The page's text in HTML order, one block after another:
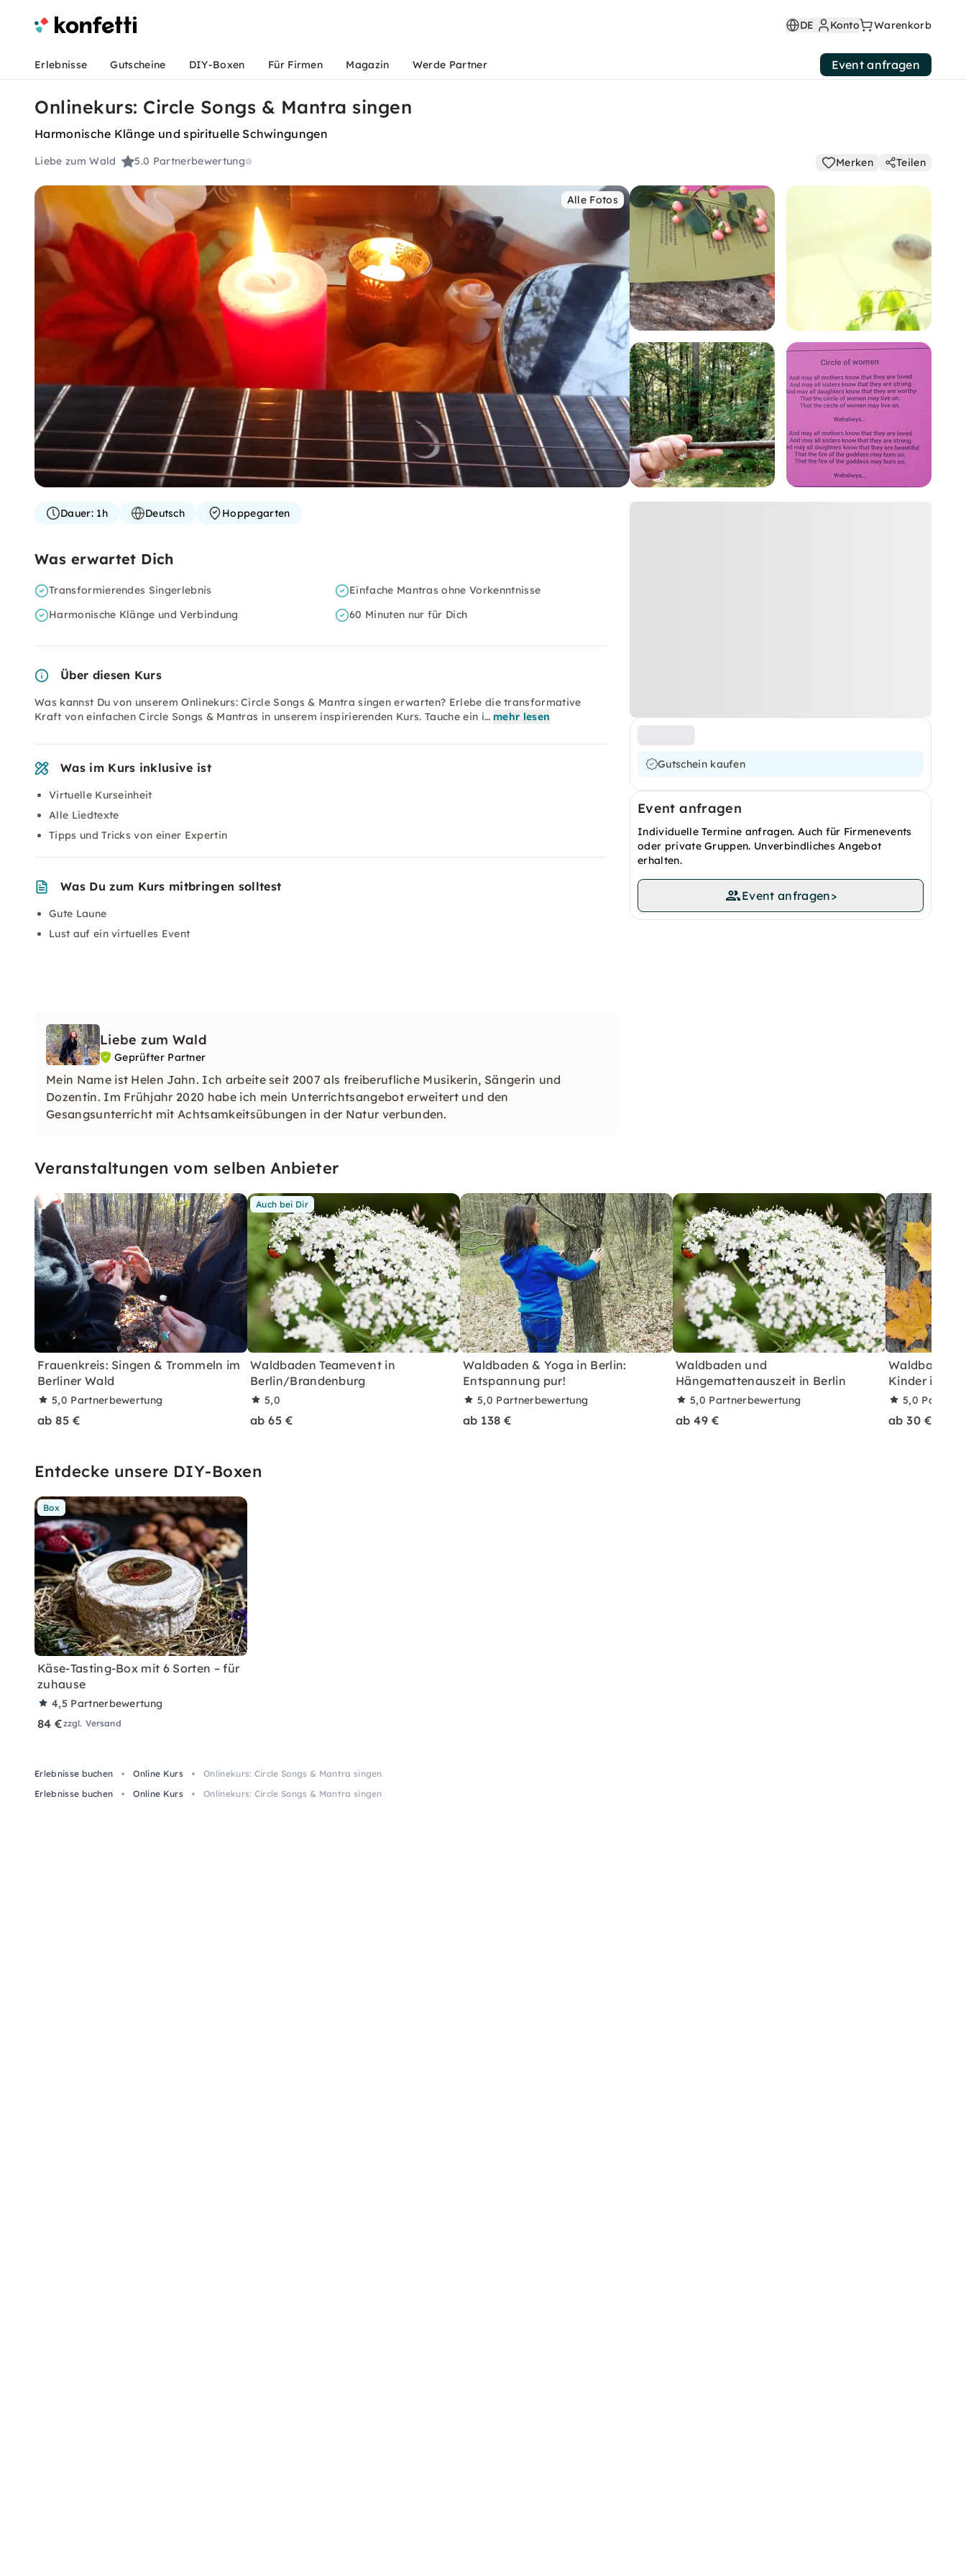
DE Konto Warenkorb
Erlebnisse Gutscheine DIY-Boxen Für Firmen Magazin Werde Partner Event anfragen
Onlinekurs: Circle Songs & Mantra singen
Harmonische Klänge und spirituelle Schwingungen
Liebe zum Wald 5.0 Partnerbewertung Merken Teilen
Alle Fotos
Gutschein kaufen
Event anfragen
Individuelle Termine anfragen. Auch für Firmenevents
oder private Gruppen. Unverbindliches Angebot
erhalten.
Event anfragen>
Dauer:1h Deutsch Hoppegarten
Was erwartet Dich
Transformierendes Singerlebnis
Einfache Mantras ohne Vorkenntnisse
Harmonische Klänge und Verbindung
60 Minuten nur für Dich
Über diesen Kurs
Was kannst Du von unserem Onlinekurs: Circle Songs & Mantra singen erwarten? Erlebe die transformative
Kraft von einfachen Circle Songs & Mantras in unserem inspirierenden Kurs. Tauche ein i… mehr lesen
Was im Kurs inklusive ist
Virtuelle Kurseinheit
Alle Liedtexte
Tipps und Tricks von einer Expertin
Was Du zum Kurs mitbringen solltest
Gute Laune
Lust auf ein virtuelles Event
Liebe zum Wald
Geprüfter Partner
Mein Name ist Helen Jahn. Ich arbeite seit 2007 als freiberufliche Musikerin, Sängerin und
Dozentin. Im Frühjahr 2020 habe ich mein Unterrichtsangebot erweitert und den
Gesangsunterricht mit Achtsamkeitsübungen in der Natur verbunden.
Veranstaltungen vom selben Anbieter
Frauenkreis: Singen & Trommeln im
Berliner Wald
5,0 Partnerbewertung
ab 85 €
Auch bei Dir
Waldbaden Teamevent in
Berlin/Brandenburg
5,0
ab 65 €
Waldbaden & Yoga in Berlin:
Entspannung pur!
5,0 Partnerbewertung
ab 138 €
Waldbaden und
Hängemattenauszeit in Berlin
5,0 Partnerbewertung
ab 49 €
Waldbaden
Kinder in
5,0
ab 30 €
Entdecke unsere DIY-Boxen
Box
Käse-Tasting-Box mit 6 Sorten – für
zuhause
4,5 Partnerbewertung
84 €zzgl. Versand
Erlebnisse buchen Online Kurs
Onlinekurs: Circle Songs & Mantra singen
Erlebnisse buchen
Online Kurs Onlinekurs: Circle Songs & Mantra singen